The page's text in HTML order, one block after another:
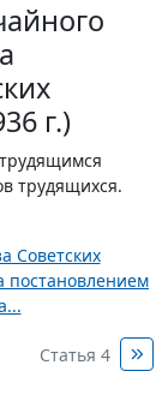
г.)
трудящихся.
Советских
постановлением
Статья 4